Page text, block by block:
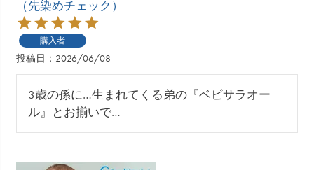
（先染めチェック）
購入者
投稿日 2026/06/08
3歳の孫に…生まれてくる弟の『ベビサラオー
ル』とお揃いで…